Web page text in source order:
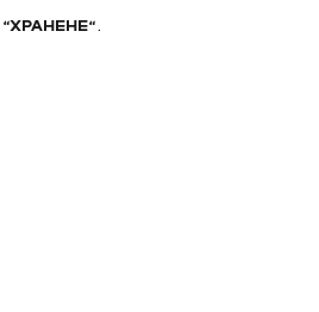
“ХРАНЕНЕ“.